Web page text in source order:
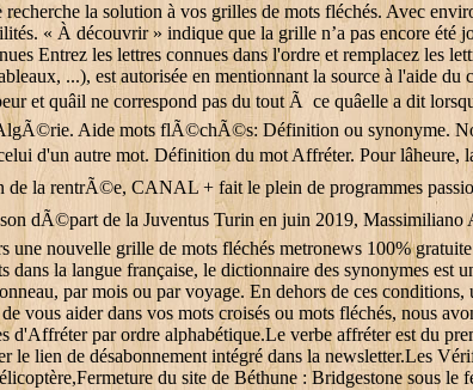
recherche la solution à vos grilles de mots fléchés. Avec
« À découvrir » indique que la grille n’a pas encore
Entrez les lettres connues dans l'ordre et remplacez les
...), est autorisée en mentionnant la source à l'aide
et quâil ne correspond pas du tout Ã ce quâelle a dit
Aide mots flÃ©chÃ©s: Définition ou synonyme.
d'un autre mot. Définition du mot Affréter. Pour
de la rentrÃ©e, CANAL + fait le plein de programmes
son dÃ©part de la Juventus Turin en juin 2019,
une nouvelle grille de mots fléchés metronews 100%
dans la langue française, le dictionnaire des synonymes
par mois ou par voyage. En dehors de ces
vous aider dans vos mots croisés ou mots fléchés, nous
d'Affréter par ordre alphabétique.Le verbe affréter est du
le lien de désabonnement intégré dans la newsletter.Les
du site de Béthune : Bridgestone sous